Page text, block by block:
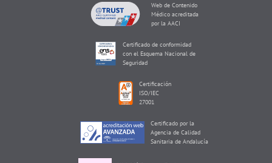
Web de Contenido
Médico acreditada
por la AACI
Certificado de conformidad
con el Esquema Nacional de
Seguridad
Certificación
ISO/IEC
27001
Certificado por la
Agencia de Calidad
Sanitaria de Andalucía